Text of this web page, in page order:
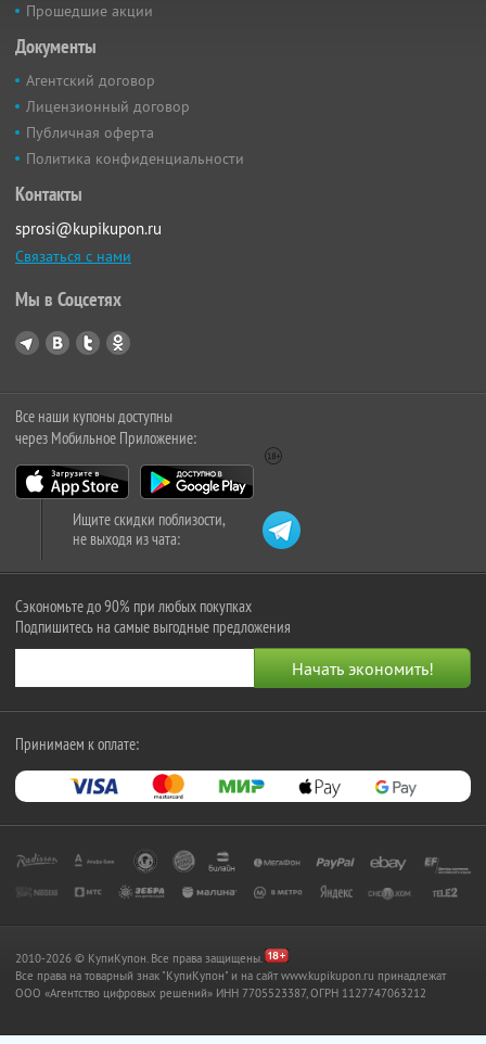
Прошедшие акции
Документы
Агентский договор
Лицензионный договор
Публичная оферта
Политика конфиденциальности
Контакты
sprosi@kupikupon.ru
Связаться с нами
Мы в Соцсетях
Все наши купоны доступны
через Мобильное Приложение:
Ищите скидки поблизости,
не выходя из чата:
Сэкономьте до 90% при любых покупках
Подпишитесь на самые выгодные предложения
Принимаем к оплате:
2010-2026 © КупиКупон. Все права защищены.
Все права на товарный знак "КупиКупон" и на сайт www.kupikupon.ru принадлежат
OOO «Агентство цифровых решений» ИНН 7705523387, ОГРН 1127747063212